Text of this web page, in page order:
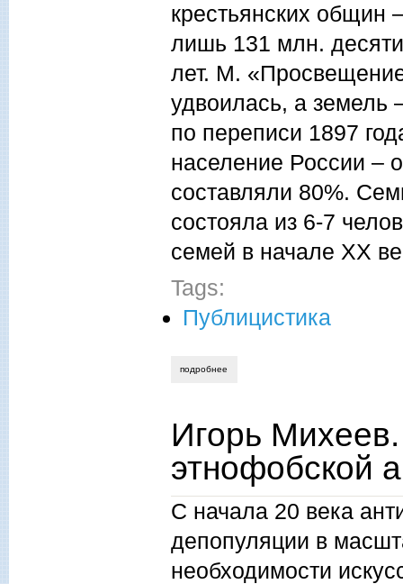
крестьянских общин
лишь 131 млн.
лет. М.
удвоилась, а земель
по переписи 1897
население России –
составляли 80%.
состояла из 6-7
семей в начале ХХ
Tags:
Публицистика
подробнее
Игорь
этнофобской
С начала 20 века
депопуляции в
необходимости